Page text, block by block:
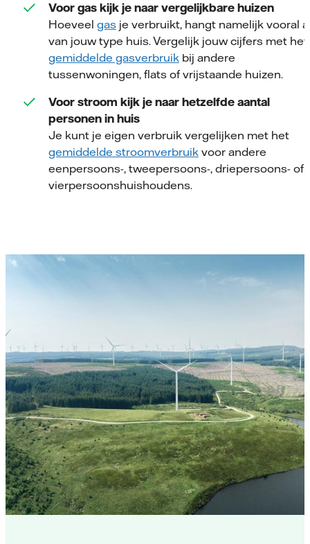
Voor gas kijk je naar vergelijkbare huizen
Hoeveel gasje verbruikt, hangt namelijk vooral
van jouw type huis. Vergelijk jouw cijfers met het
gemiddelde gasverbruikbij andere
tussenwoningen, flats of vrijstaande huizen.
Voor stroom kijk je naar hetzelfde aantal
personen in huis
Je kunt je eigen verbruik vergelijken met het
gemiddelde stroomverbruikvoor andere
eenpersoons-, tweepersoons-, driepersoons- of
vierpersoonshuishoudens.